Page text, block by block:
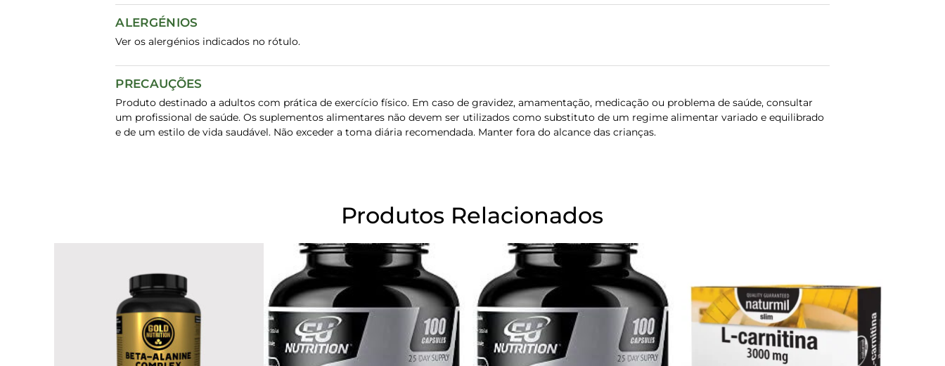
ALERGÉNIOS
Ver os alergénios indicados no rótulo.
PRECAUÇÕES
Produto destinado a adultos com prática de exercício físico. Em caso de gravidez, amamentação, medicação ou problema de saúde, consultar
um profissional de saúde. Os suplementos alimentares não devem ser utilizados como substituto de um regime alimentar variado e equilibrado
e de um estilo de vida saudável. Não exceder a toma diária recomendada. Manter fora do alcance das crianças.
Produtos Relacionados